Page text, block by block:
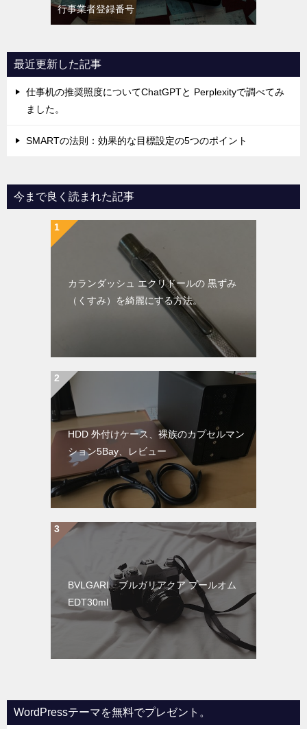
行事業者登録番号
最近更新した記事
仕事机の推奨照度についてChatGPTと Perplexityで調べてみ
ました。
SMARTの法則：効果的な目標設定の5つのポイント
今まで良く読まれた記事
カランダッシュ エクリドールの 黒ずみ
（くすみ）を綺麗にする方法。
HDD 外付けケース、裸族のカプセルマン
ション5Bay、レビュー
BVLGARI ブルガリアクア プールオム
EDT30ml
WordPressテーマを無料でプレゼント。